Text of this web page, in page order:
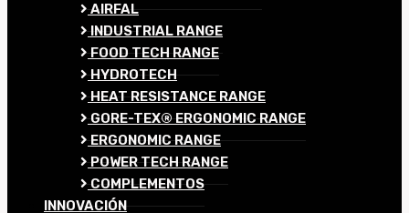
AIRFAL
INDUSTRIAL RANGE
FOOD TECH RANGE
HYDROTECH
HEAT RESISTANCE RANGE
GORE-TEX® ERGONOMIC RANGE
ERGONOMIC RANGE
POWER TECH RANGE
COMPLEMENTOS
INNOVACIÓN